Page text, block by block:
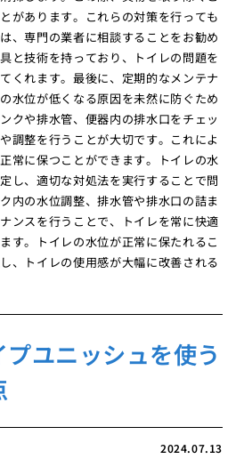
があります。これらの対策を行っても
、専門の業者に相談することをお勧め
と技術を持っており、トイレの問題を
くれます。最後に、定期的なメンテナ
水位が低くなる原因を未然に防ぐため
クや排水管、便器内の排水口をチェッ
調整を行うことが大切です。これによ
常に保つことができます。トイレの水
し、適切な対処法を実行することで問
内の水位調整、排水管や排水口の詰ま
ンスを行うことで、トイレを常に快適
す。トイレの水位が正常に保たれるこ
、トイレの使用感が大幅に改善される
ユニッシュを使う
2024.07.13